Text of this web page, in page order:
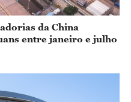
da China
entre janeiro e julho